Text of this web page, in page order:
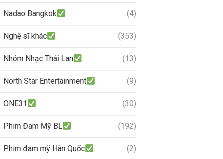
Nadao Bangkok (4)
Nghệ sĩ khác (353)
Nhóm Nhạc Thái Lan (13)
North Star Entertainment (9)
ONE31 (30)
Phim Đam Mỹ BL (192)
Phim đam mỹ Hàn Quốc (2)